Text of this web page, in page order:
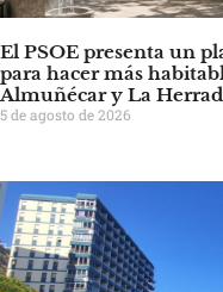
El PSOE presenta un
para hacer más
Almuñécar y La
5 de agosto de 2026